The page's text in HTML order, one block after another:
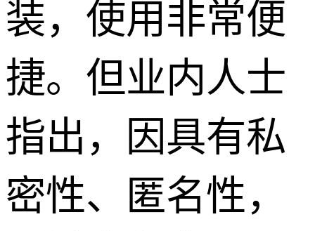
装，使用非常便
捷。但业内人士
指出，因具有私
密性、匿名性，